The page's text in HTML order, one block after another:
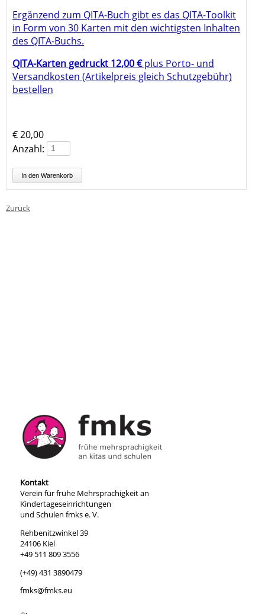
Ergänzend zum QITA-Buch gibt es das QITA-Toolkit
in Form von 30 Karten mit den wichtigsten Inhalten
des QITA-Buchs.
QITA-Karten gedruckt 12,00 €plus Porto- und
Versand­kosten (Artikelpreis gleich Schutz­gebühr)
bestellen
€20,00
Anzahl:
Zurück
Kontakt
Verein für frühe Mehrsprachigkeit an
Kindertageseinrichtungen
und Schulen fmks e. V.
Rehbenitzwinkel 39
24106 Kiel
+49 511 809 3556
(+49) 431 3890479
fmks@fmks.eu